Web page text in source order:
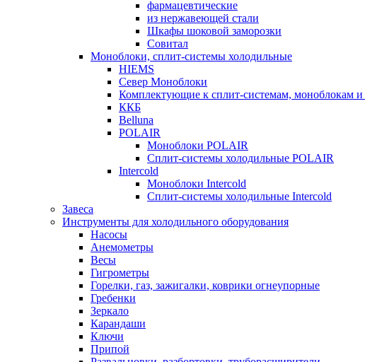
фармацевтические
из нержавеющей стали
Шкафы шоковой заморозки
Совитал
Моноблоки, сплит-системы холодильные
HIEMS
Север Моноблоки
Комплектующие к сплит-системам, моноблокам и
ККБ
Belluna
POLAIR
Моноблоки POLAIR
Сплит-системы холодильные POLAIR
Intercold
Моноблоки Intercold
Сплит-системы холодильные Intercold
Завеса
Инструменты для холодильного оборудования
Насосы
Анемометры
Весы
Гигрометры
Горелки, газ, зажигалки, коврики огнеупорные
Гребенки
Зеркало
Карандаши
Ключи
Припой